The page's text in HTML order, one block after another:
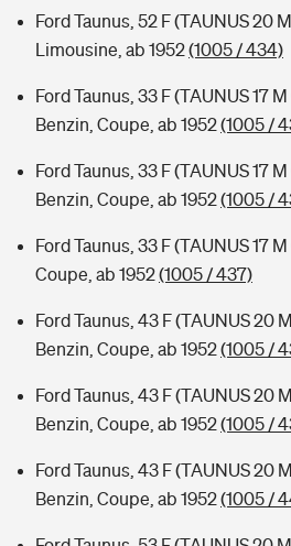
Ford Taunus, 52 F (TAUNUS 20
Limousine, ab 1952(1005 / 434)
Ford Taunus, 33 F (TAUNUS 17
Benzin, Coupe, ab 1952(1005 /
Ford Taunus, 33 F (TAUNUS 17
Benzin, Coupe, ab 1952(1005 /
Ford Taunus, 33 F (TAUNUS 17
Coupe, ab 1952(1005 / 437)
Ford Taunus, 43 F (TAUNUS 20
Benzin, Coupe, ab 1952(1005 /
Ford Taunus, 43 F (TAUNUS 20
Benzin, Coupe, ab 1952(1005 /
Ford Taunus, 43 F (TAUNUS 20
Benzin, Coupe, ab 1952(1005 /